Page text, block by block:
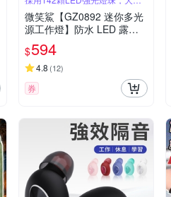
圍照明
微笑鯊【GZ0892 迷你多光
源工作燈】防水 LED 露營
燈 磁吸工作燈 汽修燈 手電
筒 帳篷燈 登山 釣魚 充電手
電筒 戶外照明 多功能照明
超亮遠射 行動電源
$594
4.8 (12)
券